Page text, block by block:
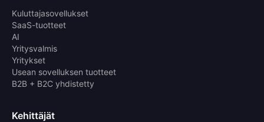
Kuluttajasovellukset
SaaS-tuotteet
AI
Yritysvalmis
Yritykset
Usean sovelluksen tuotteet
B2B + B2C yhdistetty
Kehittäjät